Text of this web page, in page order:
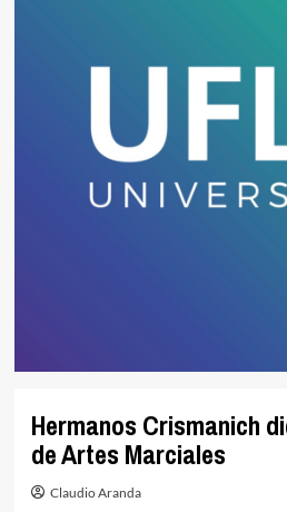
Hermanos Crismanich
de Artes Marciales
Claudio Aranda